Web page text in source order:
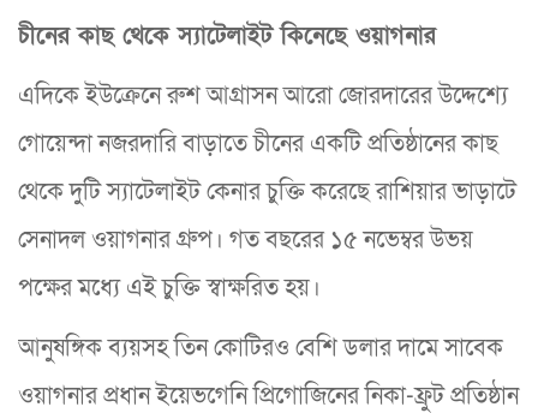
চীনের কাছ থেকে স্যাটেলাইট কিনেছে ওয়াগনার
এদিকে ইউক্রেনে রুশ আগ্রাসন আরো জোরদারের উদ্দেশ্যে
গোয়েন্দা নজরদারি বাড়াতে চীনের একটি প্রতিষ্ঠানের কাছ
থেকে দুটি স্যাটেলাইট কেনার চুক্তি করেছে রাশিয়ার ভাড়াটে
সেনাদল ওয়াগনার গ্রুপ। গত বছরের ১৫ নভেম্বর উভয়
পক্ষের মধ্যে এই চুক্তি স্বাক্ষরিত হয়।
আনুষঙ্গিক ব্যয়সহ তিন কোটিরও বেশি ডলার দামে সাবেক
ওয়াগনার প্রধান ইয়েভগেনি প্রিগোজিনের নিকা-ফ্রুট প্রতিষ্ঠান